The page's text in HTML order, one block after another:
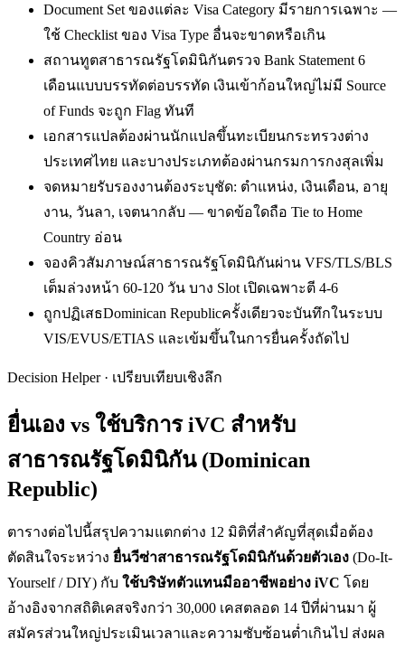
Document Set ของแต่ละ Visa Category มีรายการเฉพาะ —
ใช้ Checklist ของ Visa Type อื่นจะขาดหรือเกิน
สถานทูตสาธารณรัฐโดมินิกันตรวจ Bank Statement 6
เดือนแบบบรรทัดต่อบรรทัด เงินเข้าก้อนใหญ่ไม่มี Source
of Funds จะถูก Flag ทันที
เอกสารแปลต้องผ่านนักแปลขึ้นทะเบียนกระทรวงต่าง
ประเทศไทย และบางประเภทต้องผ่านกรมการกงสุลเพิ่ม
จดหมายรับรองงานต้องระบุชัด: ตำแหน่ง, เงินเดือน, อายุ
งาน, วันลา, เจตนากลับ — ขาดข้อใดถือ Tie to Home
Country อ่อน
จองคิวสัมภาษณ์สาธารณรัฐโดมินิกันผ่าน VFS/TLS/BLS
เต็มล่วงหน้า 60-120 วัน บาง Slot เปิดเฉพาะตี 4-6
ถูกปฏิเสธDominican Republicครั้งเดียวจะบันทึกในระบบ
VIS/EVUS/ETIAS และเข้มขึ้นในการยื่นครั้งถัดไป
Decision Helper · เปรียบเทียบเชิงลึก
ยื่นเอง vs ใช้บริการ iVC สำหรับ
สาธารณรัฐโดมินิกัน (Dominican
Republic)
ตารางต่อไปนี้สรุปความแตกต่าง 12 มิติที่สำคัญที่สุดเมื่อต้อง
ตัดสินใจระหว่าง ยื่นวีซ่าสาธารณรัฐโดมินิกันด้วยตัวเอง (Do-It-
Yourself / DIY) กับ ใช้บริษัทตัวแทนมืออาชีพอย่าง iVC โดย
อ้างอิงจากสถิติเคสจริงกว่า 30,000 เคสตลอด 14 ปีที่ผ่านมา ผู้
สมัครส่วนใหญ่ประเมินเวลาและความซับซ้อนต่ำเกินไป ส่งผล